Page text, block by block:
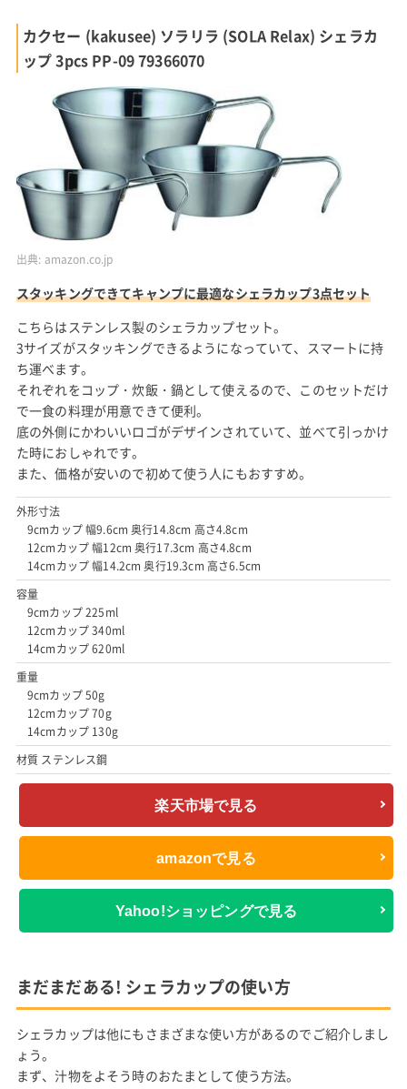
カクセー (kakusee) ソラリラ (SOLA Relax) シェラカ
ップ 3pcs PP-09 79366070
出典: amazon.co.jp
スタッキングできてキャンプに最適なシェラカップ3点セット
こちらはステンレス製のシェラカップセット。
3サイズがスタッキングできるようになっていて、スマートに持
ち運べます。
それぞれをコップ・炊飯・鍋として使えるので、このセットだけ
で一食の料理が用意できて便利。
底の外側にかわいいロゴがデザインされていて、並べて引っかけ
た時におしゃれです。
また、価格が安いので初めて使う人にもおすすめ。
外形寸法
9cmカップ 幅9.6cm 奥行14.8cm 高さ4.8cm
12cmカップ 幅12cm 奥行17.3cm 高さ4.8cm
14cmカップ 幅14.2cm 奥行19.3cm 高さ6.5cm
容量
9cmカップ 225ml
12cmカップ 340ml
14cmカップ 620ml
重量
9cmカップ 50g
12cmカップ 70g
14cmカップ 130g
材質 ステンレス鋼
楽天市場で見る
amazonで見る
Yahoo!ショッピングで見る
まだまだある! シェラカップの使い方
シェラカップは他にもさまざまな使い方があるのでご紹介しまし
ょう。
まず、汁物をよそう時のおたまとして使う方法。